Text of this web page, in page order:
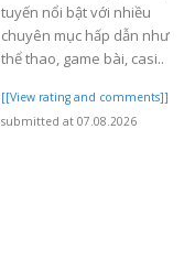
tuyến nổi bật với nhiều
chuyên mục hấp dẫn như
thể thao, game bài, casi..
[[View rating and comments]]
submitted at 07.08.2026